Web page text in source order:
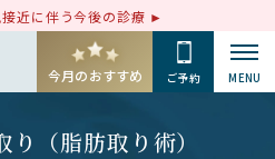
接近に伴う今後の診療
今月のおすすめ ご予約 MENU
（脂肪取り術）